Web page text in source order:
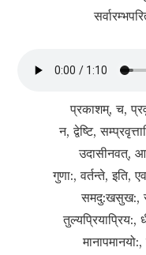
प्रकाशम्, च,
न, द्वेष्टि,
उदासीनवत्,
गुणा:, वर्तन्ते, इति,
समदु:खसुख:,
तुल्यप्रियाप्रिय:,